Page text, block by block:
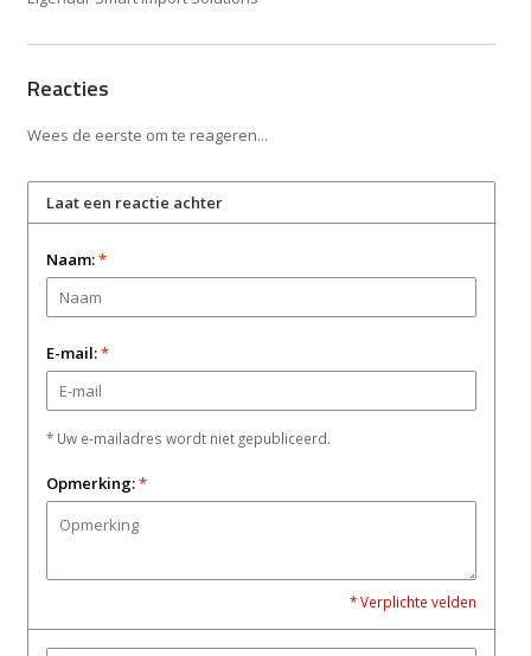
Reacties
Wees de eerste om te reageren...
Laat een reactie achter
Naam:*
E-mail:*
* Uw e-mailadres wordt niet gepubliceerd.
Opmerking:*
* Verplichte velden